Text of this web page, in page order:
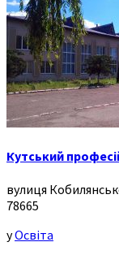
Кутський
вулиця
78665
уОсвіта